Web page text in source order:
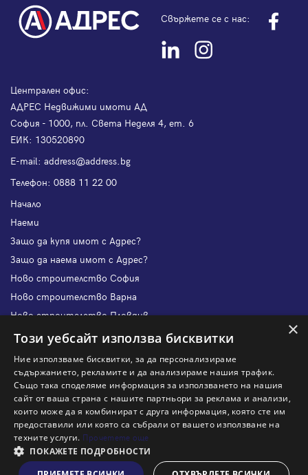
Свържете се с нас:
Централен офис:
АДРЕС Недвижими имоти АД
София - 1000, пл. Света Неделя 4, ет. 6
ЕИК: 130520890
Е-mail: address@address.bg
Телефон: 0888 11 22 00
Начало
Наеми
Защо да купя имот с Адрес?
Защо да наема имот с Адрес?
Ново строителство София
Ново строителство Варна
Ново строителство Пловдив
Ново строителство Бургас
Защо да отдам имот с Адрес?
Наши офиси
Кариери
Кои сме ние?
Франчайз
Блог
×
Този уебсайт използва бисквитки
Ние използваме бисквитки, за да персонализираме
съдържанието, рекламите и да анализираме нашия трафик.
Също така споделяме информация за използването на нашия
сайт от ваша страна с нашите партньори за реклама и анализи,
които може да я комбинират с друга информация, която сте им
предоставили или която са събрали от вашето използване на
техните услуги. Прочетете още
ПОКАЖЕТЕ ПОДРОБНОСТИ